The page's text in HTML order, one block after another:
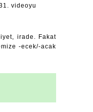
videoyu
irade. Fakat
-ecek/-acak